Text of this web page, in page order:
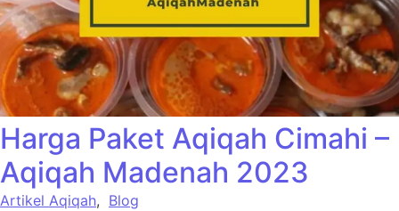
Harga Paket Aqiqah Cimahi –
Aqiqah Madenah 2023
Artikel Aqiqah, Blog